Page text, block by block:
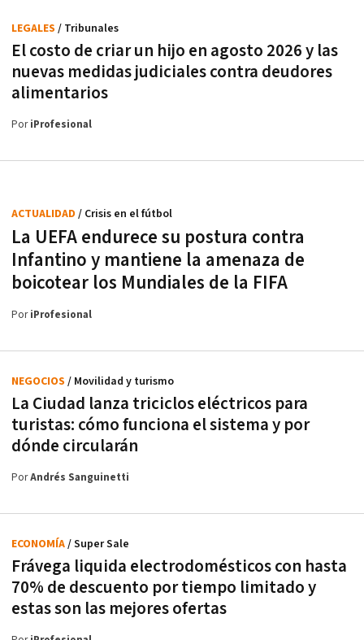
El costo de criar un hijo en agosto 2026 y las
nuevas medidas judiciales contra deudores
alimentarios
LEGALES / Tribunales
PoriProfesional
La UEFA endurece su postura contra
Infantino y mantiene la amenaza de
boicotear los Mundiales de la FIFA
ACTUALIDAD / Crisis en el fútbol
PoriProfesional
La Ciudad lanza triciclos eléctricos para
turistas: cómo funciona el sistema y por
dónde circularán
NEGOCIOS / Movilidad y turismo
PorAndrés Sanguinetti
Frávega liquida electrodomésticos con hasta
70% de descuento por tiempo limitado y
estas son las mejores ofertas
ECONOMÍA/ Super Sale